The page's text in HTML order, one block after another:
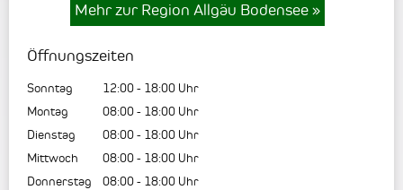
Mehr zur Region Allgäu Bodensee »
Öffnungszeiten
Sonntag 12:00- 18:00 Uhr
Montag
08:00- 18:00 Uhr
Dienstag
08:00- 18:00 Uhr
Mittwoch
08:00- 18:00 Uhr
Donnerstag
08:00- 18:00 Uhr